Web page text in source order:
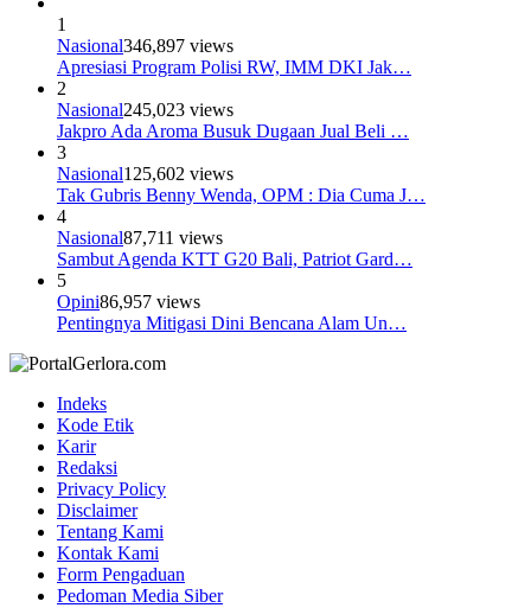
1
Nasional346,897 views
Apresiasi Program Polisi RW, IMM DKI Jak…
2
Nasional245,023 views
Jakpro Ada Aroma Busuk Dugaan Jual Beli …
3
Nasional125,602 views
Tak Gubris Benny Wenda, OPM : Dia Cuma J…
4
Nasional87,711 views
Sambut Agenda KTT G20 Bali, Patriot Gard…
5
Opini86,957 views
Pentingnya Mitigasi Dini Bencana Alam Un…
Indeks
Kode Etik
Karir
Redaksi
Privacy Policy
Disclaimer
Tentang Kami
Kontak Kami
Form Pengaduan
Pedoman Media Siber